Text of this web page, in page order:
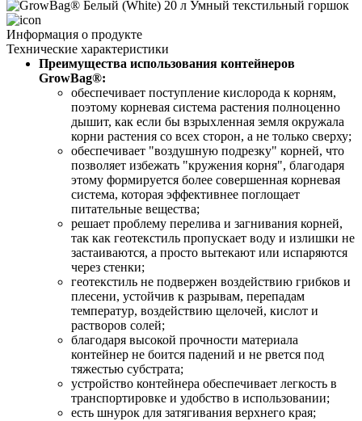
Информация о продукте
Технические характеристики
Преимущества использования контейнеров
GrowBag®:
обеспечивает поступление кислорода к корням,
поэтому корневая система растения полноценно
дышит, как если бы взрыхленная земля окружала
корни растения со всех сторон, а не только сверху;
обеспечивает "воздушную подрезку" корней, что
позволяет избежать "кружения корня", благодаря
этому формируется более совершенная корневая
система, которая эффективнее поглощает
питательные вещества;
решает проблему перелива и загнивания корней,
так как геотекстиль пропускает воду и излишки не
застаиваются, а просто вытекают или испаряются
через стенки;
геотекстиль не подвержен воздействию грибков и
плесени, устойчив к разрывам, перепадам
температур, воздействию щелочей, кислот и
растворов солей;
благодаря высокой прочности материала
контейнер не боится падений и не рвется под
тяжестью субстрата;
устройство контейнера обеспечивает легкость в
транспортировке и удобство в использовании;
есть шнурок для затягивания верхнего края;